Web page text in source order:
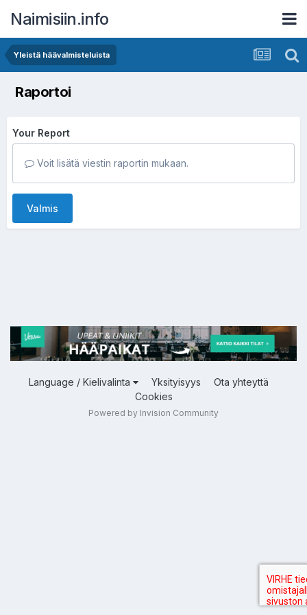
Naimisiin.info
Yleistä häävalmisteluista
Raportoi
Your Report
Voit lisätä viestin raportin mukaan.
Valmis
Language / Kielivalinta Yksityisyys
Ota yhteyttä
Cookies
Powered by Invision Community